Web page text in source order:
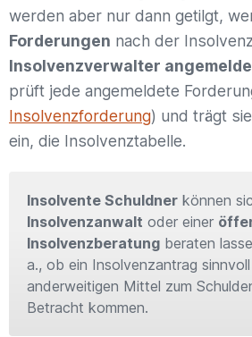
werden aber nur dann getilgt,
Forderungen nach der
Insolvenzverwalter
prüft jede angemeldete
Insolvenzforderung) und trägt
ein, die Insolvenztabelle.
Insolvente Schuldner können
Insolvenzanwalt oder einer
Insolvenzberatung beraten
a., ob ein Insolvenzantrag
anderweitigen Mittel zum
Betracht kommen.